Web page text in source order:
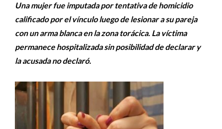
Una mujer fue imputada por tentativa de homicidio
calificado por el vínculo luego de lesionar a su pareja
con un arma blanca en la zona torácica. La víctima
permanece hospitalizada sin posibilidad de declarar y
la acusada no declaró.